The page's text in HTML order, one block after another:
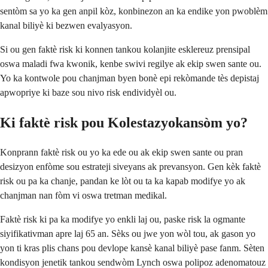
sentòm sa yo ka gen anpil kòz, konbinezon an ka endike yon pwoblèm
kanal biliyè ki bezwen evalyasyon.
Si ou gen faktè risk ki konnen tankou kolanjite esklereuz prensipal
oswa maladi fwa kwonik, kenbe swivi regilye ak ekip swen sante ou.
Yo ka kontwole pou chanjman byen bonè epi rekòmande tès depistaj
apwopriye ki baze sou nivo risk endividyèl ou.
Ki faktè risk pou Kolestazyokansòm yo?
Konprann faktè risk ou yo ka ede ou ak ekip swen sante ou pran
desizyon enfòme sou estrateji siveyans ak prevansyon. Gen kèk faktè
risk ou pa ka chanje, pandan ke lòt ou ta ka kapab modifye yo ak
chanjman nan fòm vi oswa tretman medikal.
Faktè risk ki pa ka modifye yo enkli laj ou, paske risk la ogmante
siyifikativman apre laj 65 an. Sèks ou jwe yon wòl tou, ak gason yo
yon ti kras plis chans pou devlope kansè kanal biliyè pase fanm. Sèten
kondisyon jenetik tankou sendwòm Lynch oswa polipoz adenomatouz